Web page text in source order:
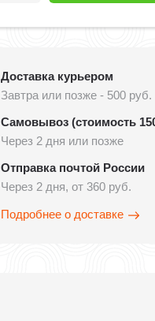
Доставка курьером
Завтра или позже - 500 руб.
Самовывоз (стоимость
Через 2 дня или позже
Отправка почтой России
Через 2 дня, от 360 руб.
Подробнее о доставке